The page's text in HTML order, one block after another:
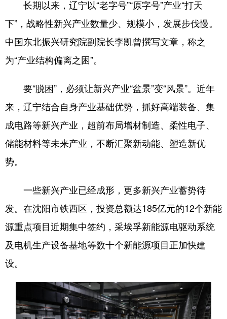
Русский язык 日本語 한국어
Deutsch Português
长期以来，辽宁以“老字号”“原字号”产业“打天
下”，战略性新兴产业数量少、规模小，发展步伐慢。
中国东北振兴研究院副院长李凯曾撰写文章，称之
为“产业结构偏离之困”。
要“脱困”，必须让新兴产业“盆景”变“风景”。近年
来，辽宁结合自身产业基础优势，抓好高端装备、集
成电路等新兴产业，超前布局增材制造、柔性电子、
储能材料等未来产业，不断汇聚新动能、塑造新优
势。
一些新兴产业已经成形，更多新兴产业蓄势待
发。在沈阳市铁西区，投资总额达185亿元的12个新能
源重点项目近期集中签约，采埃孚新能源电驱动系统
及电机生产设备基地等数十个新能源项目正加快建
设。